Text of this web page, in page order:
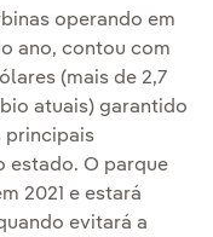
operando em
ano, contou com
(mais de 2,7
atuais) garantido
principais
estado. O parque
2021 e estará
evitará a